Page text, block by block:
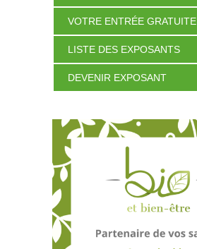
VOTRE ENTRÉE GRATUITE
LISTE DES EXPOSANTS
DEVENIR EXPOSANT